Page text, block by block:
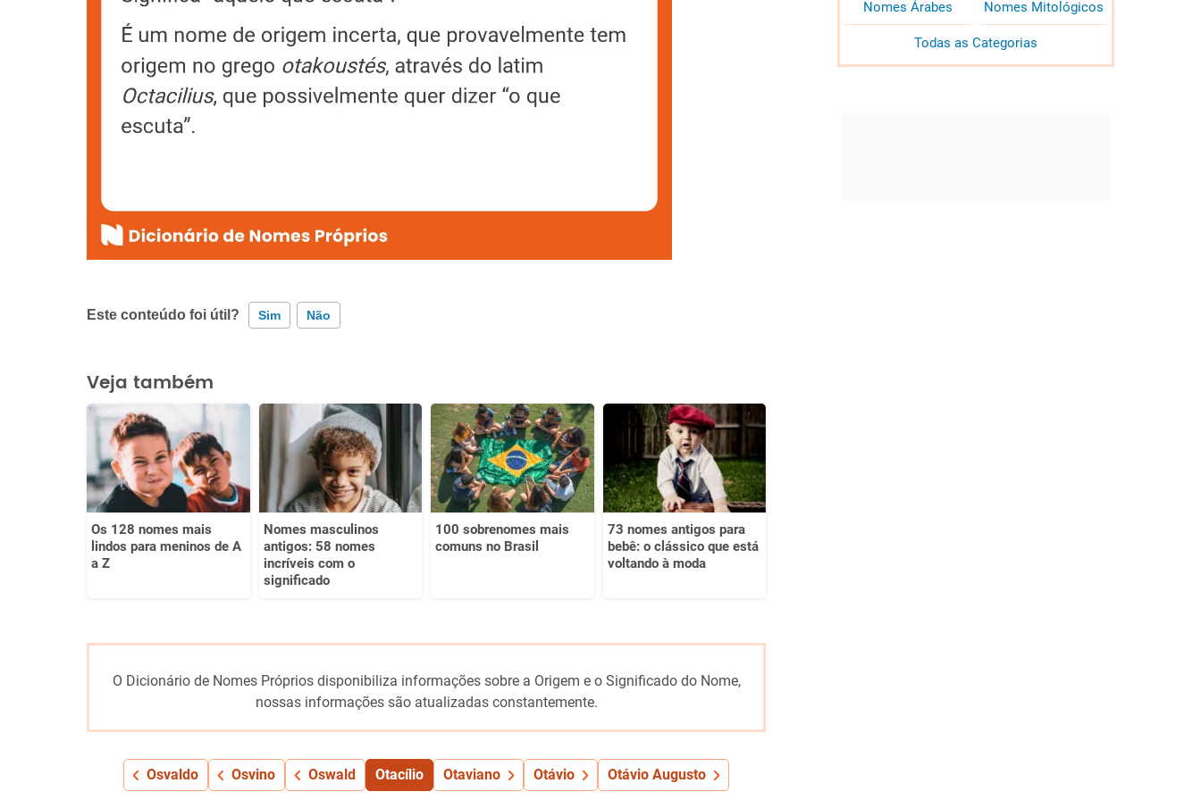
Este conteúdo foi útil? Sim Não
Este conteúdo contém informação incorreta
Este conteúdo não tem a informação que procuro
Outro
Veja também
Os 128 nomes mais
lindos para meninos de A
a Z
Nomes masculinos
antigos: 58 nomes
incríveis com o
significado
100 sobrenomes mais
comuns no Brasil
73 nomes antigos para
bebê: o clássico que está
voltando à moda
O Dicionário de Nomes Próprios disponibiliza informações sobre a Origem e o Significado do Nome,
nossas informações são atualizadas constantemente.
Osvaldo Osvino Oswald Otacílio Otaviano Otávio Otávio Augusto
Nomes Árabes Nomes Mitológicos
Todas as Categorias